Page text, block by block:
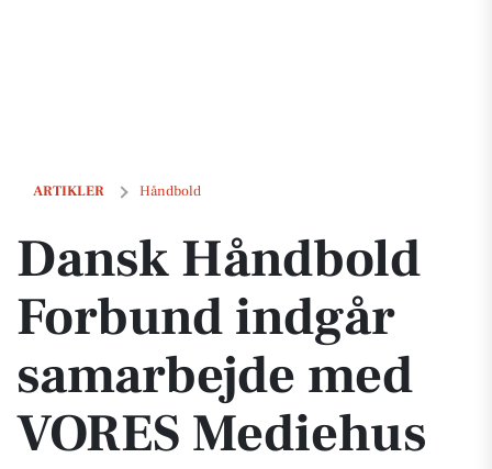
ARTIKLER Håndbold
Dansk Håndbold Forbund indgår samarbejde med VORES Mediehus
Dansk Håndbold
Forbund indgår
samarbejde med
VORES Mediehus